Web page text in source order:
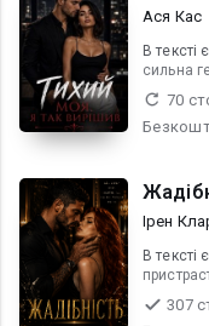
Ася Кас
В текcті
сильна
70
Ірен
В текcті
307